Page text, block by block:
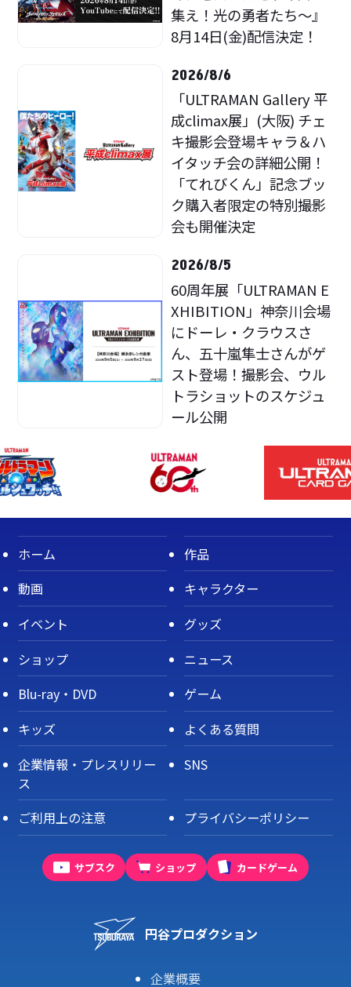
集え！光の勇者たち～』
8月14日(金)配信決定！
2026/8/6
「ULTRAMAN Gallery 平
成climax展」(大阪) チェ
キ撮影会登場キャラ＆ハ
イタッチ会の詳細公開！
「てれびくん」記念ブッ
ク購入者限定の特別撮影
会も開催決定
2026/8/5
60周年展「ULTRAMAN E
XHIBITION」神奈川会場
にドーレ・クラウスさ
ん、五十嵐隼士さんがゲ
スト登場！撮影会、ウル
トラショットのスケジュ
ール公開
ホーム
作品
動画
キャラクター
イベント
グッズ
ショップ
ニュース
Blu-ray・DVD
ゲーム
キッズ
よくある質問
企業情報・プレスリリー
ス
SNS
ご利用上の注意 プライバシーポリシー
サブスク ショップ カードゲーム
円谷プロダクション
企業概要